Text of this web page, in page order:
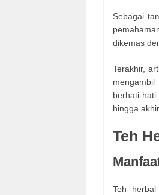
Sebagai
dikemas
Terakhir,
berhati-
hingga
Teh
Teh